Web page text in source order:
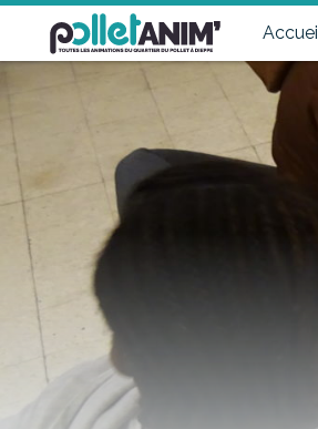
Pollet Anim'
Toutes les animations du quartier du Pollet à